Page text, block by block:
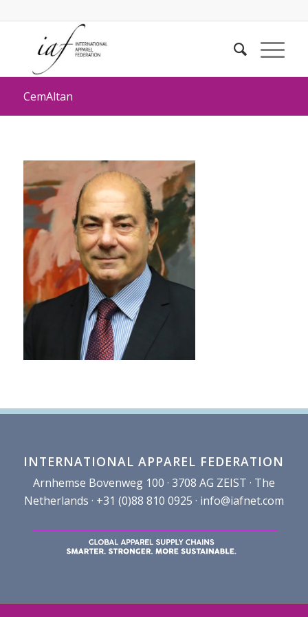
CemAltan
INTERNATIONAL APPAREL FEDERATION
Arnhemse Bovenweg 100 · 3708 AG ZEIST · The
Netherlands · +31 (0)88 810 0925 · info@iafnet.com